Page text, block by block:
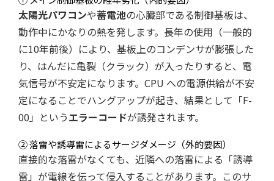
太陽光パワコンや蓄電池の心臓部である制御基板は、
動作中にかなりの熱を発します。長年の使用（一般的
に10年前後）により、基板上のコンデンサが膨張した
り、はんだに亀裂（クラック）が入ったりすると、電
気信号が不安定になります。CPU への電源供給が不安
定になることでハングアップが起き、結果として「F-
00」というエラーコードが誘発されます。
② 落雷や誘導雷によるサージダメージ（外的要因）
直接的な落雷がなくても、近隣への落雷による「誘導
雷」が電線を伝って侵入することがあります。このサ